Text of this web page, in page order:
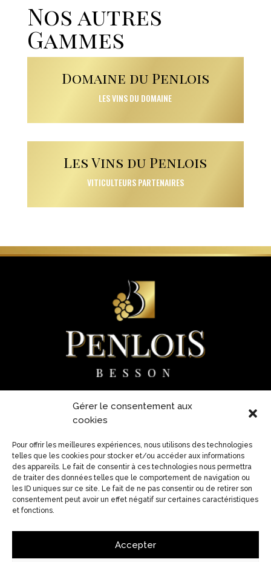
Gérer le consentement aux
cookies
Pour offrir les meilleures expériences, nous utilisons des technologies
telles que les cookies pour stocker et/ou accéder aux informations
des appareils. Le fait de consentir à ces technologies nous permettra
de traiter des données telles que le comportement de navigation ou
les ID uniques sur ce site. Le fait de ne pas consentir ou de retirer son
consentement peut avoir un effet négatif sur certaines caractéristiques
et fonctions.
Accepter
Nos autres
Gammes
Domaine du Penlois
LES VINS DU DOMAINE
Les Vins du Penlois
VITICULTEURS PARTENAIRES
215 rue du Penlois
Tél : 04 74 04 13 35
domaine@penlois.fr
NOUS SUIVRE